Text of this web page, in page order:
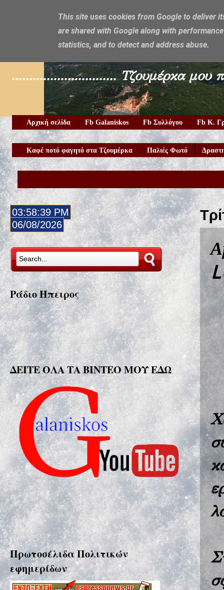
Galaniskos
.............................. Τζουμέρκα μου
Αρχική σελίδα Fb Galaniskos Fb Συλλόγου Fb Κ.
Καφέ ποτό φαγητό στα Τζουμέρκα Παλιές Φωτό
03:58:40 PM
06/08/2026
Ράδιο Ήπειρος
ΔΕΙΤΕ ΟΛΑ ΤΑ ΒΙΝΤΕΟ ΜΟΥ ΕΔΩ
Πρωτοσέλιδα Πολιτικών
εφημερίδων
This site uses cookies from Google to deliver
are shared with Google along with
statistics, and to detect and address abuse.